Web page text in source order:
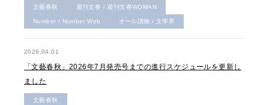
文藝春秋 週刊文春 / 週刊文春WOMAN
Number / Number Web オール讀物 / 文學界
2026.04.01
「文藝春秋」2026年7月発売号までの進行スケジュールを更新し
ました
文藝春秋